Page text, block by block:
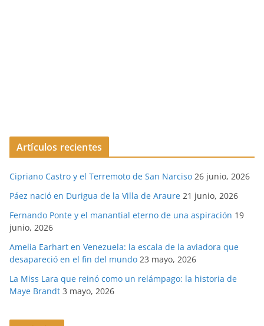
Artículos recientes
Cipriano Castro y el Terremoto de San Narciso 26 junio, 2026
Páez nació en Durigua de la Villa de Araure 21 junio, 2026
Fernando Ponte y el manantial eterno de una aspiración 19
junio, 2026
Amelia Earhart en Venezuela: la escala de la aviadora que
desapareció en el fin del mundo 23 mayo, 2026
La Miss Lara que reinó como un relámpago: la historia de
Maye Brandt 3 mayo, 2026